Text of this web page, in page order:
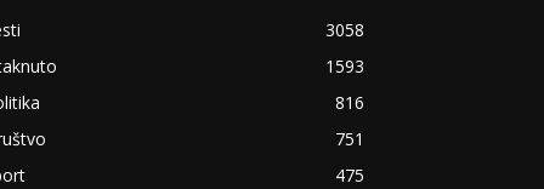
3058
1593
816
751
475